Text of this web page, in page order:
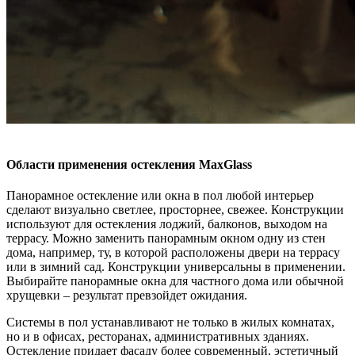
Области применения остекления MaxGlass
Панорамное остекление или окна в пол любой интерьер
сделают визуально светлее, просторнее, свежее. Конструкции
используют для остекления лоджий, балконов, выходом на
террасу. Можно заменить панорамным окном одну из стен
дома, например, ту, в которой расположены двери на террасу
или в зимний сад. Конструкции универсальны в применении.
Выбирайте панорамные окна для частного дома или обычной
хрущевки – результат превзойдет ожидания.
Системы в пол устанавливают не только в жилых комнатах,
но и в офисах, ресторанах, административных зданиях.
Остекление придает фасаду более современный, эстетичный